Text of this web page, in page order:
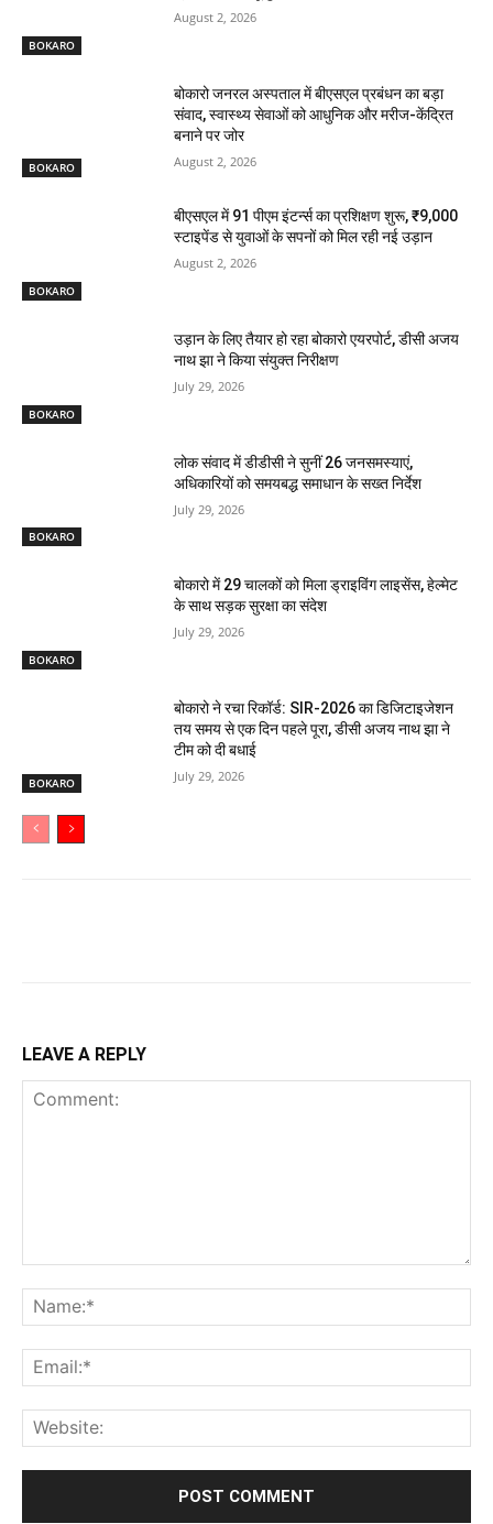
BOKARO
August 2, 2026
BOKARO
बोकारो जनरल अस्पताल में बीएसएल प्रबंधन का बड़ा
संवाद, स्वास्थ्य सेवाओं को आधुनिक और मरीज-केंद्रित
बनाने पर जोर
August 2, 2026
BOKARO
बीएसएल में 91 पीएम इंटर्न्स का प्रशिक्षण शुरू, ₹9,000
स्टाइपेंड से युवाओं के सपनों को मिल रही नई उड़ान
August 2, 2026
BOKARO
उड़ान के लिए तैयार हो रहा बोकारो एयरपोर्ट, डीसी अजय
नाथ झा ने किया संयुक्त निरीक्षण
July 29, 2026
BOKARO
लोक संवाद में डीडीसी ने सुनीं 26 जनसमस्याएं,
अधिकारियों को समयबद्ध समाधान के सख्त निर्देश
July 29, 2026
BOKARO
बोकारो में 29 चालकों को मिला ड्राइविंग लाइसेंस, हेल्मेट
के साथ सड़क सुरक्षा का संदेश
July 29, 2026
BOKARO
बोकारो ने रचा रिकॉर्ड: SIR-2026 का डिजिटाइजेशन
तय समय से एक दिन पहले पूरा, डीसी अजय नाथ झा ने
टीम को दी बधाई
July 29, 2026
LEAVE A REPLY